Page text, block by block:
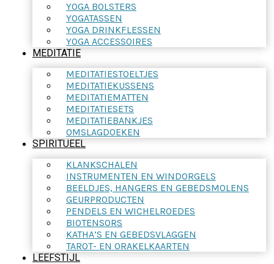
YOGA BOLSTERS
YOGATASSEN
YOGA DRINKFLESSEN
YOGA ACCESSOIRES
MEDITATIE
MEDITATIESTOELTJES
MEDITATIEKUSSENS
MEDITATIEMATTEN
MEDITATIESETS
MEDITATIEBANKJES
OMSLAGDOEKEN
SPIRITUEEL
KLANKSCHALEN
INSTRUMENTEN EN WINDORGELS
BEELDJES, HANGERS EN GEBEDSMOLENS
GEURPRODUCTEN
PENDELS EN WICHELROEDES
BIOTENSORS
KATHA’S EN GEBEDSVLAGGEN
TAROT- EN ORAKELKAARTEN
LEEFSTIJL